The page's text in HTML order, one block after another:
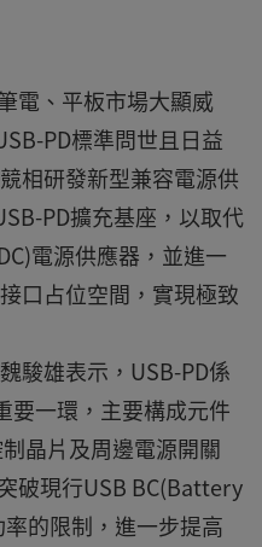
電、平板市場大顯威
PD標準問世且日益
相研發新型兼容電源供
PD擴充基座，以取代
電源供應器，並進一
口占位空間，實現極致
駿雄表示，USB-PD係
要一環，主要構成元件
晶片及周邊電源開關
破現行USB BC(Battery
的限制，進一步提高